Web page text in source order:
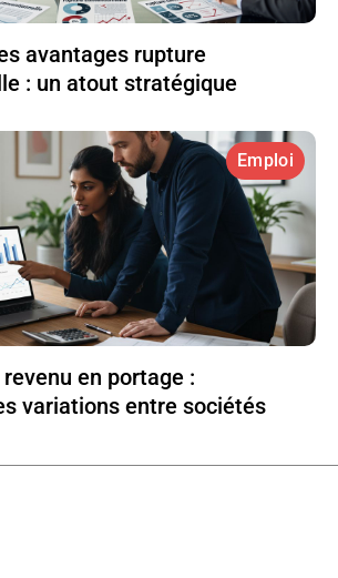
avantages rupture
: un atout stratégique
Emploi
en portage :
variations entre sociétés